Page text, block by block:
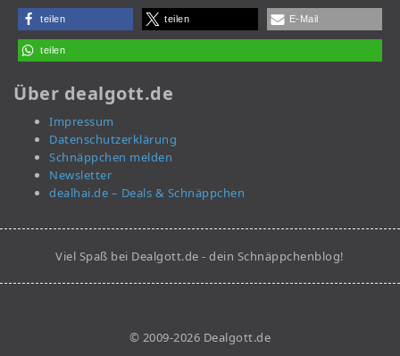
teilen teilen E-Mail
teilen
Über dealgott.de
Impressum
Datenschutzerklärung
Schnäppchen melden
Newsletter
dealhai.de – Deals & Schnäppchen
Viel Spaß bei Dealgott.de - dein Schnäppchenblog!
© 2009-2026 Dealgott.de